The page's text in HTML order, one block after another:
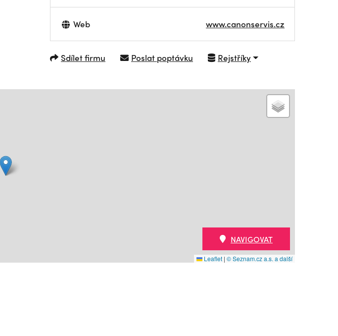
Web www.canonservis.cz
Sdílet firmu Poslat poptávku Rejstříky
Leaflet | © Seznam.cz a.s. a další
NAVIGOVAT